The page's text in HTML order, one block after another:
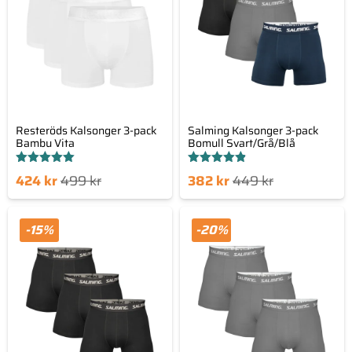
Resteröds Kalsonger 3-pack
Bambu Vita
5.00
499kr
Det
priset
var:
499 kr.
424kr
Salming Kalsonger 3-pack
Bomull Svart/Grå/Blå
4.80
449kr
Det
ursprungliga
priset
var:
449 kr.
382kr
Det
nuvarande
-15% -20%